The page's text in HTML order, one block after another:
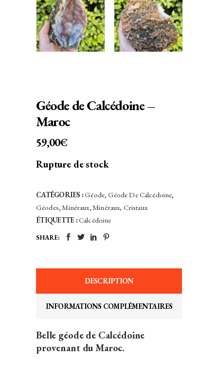
Géode de Calcédoine –
Maroc
59,00€
Rupture de stock
CATÉGORIES :Géode, Géode De Calcédoine,
Géodes,Minéraux,Minéraux, Cristaux
ÉTIQUETTE :Calcédoine
SHARE:
DESCRIPTION
INFORMATIONS COMPLÉMENTAIRES
Belle géode de Calcédoine
provenant du Maroc.